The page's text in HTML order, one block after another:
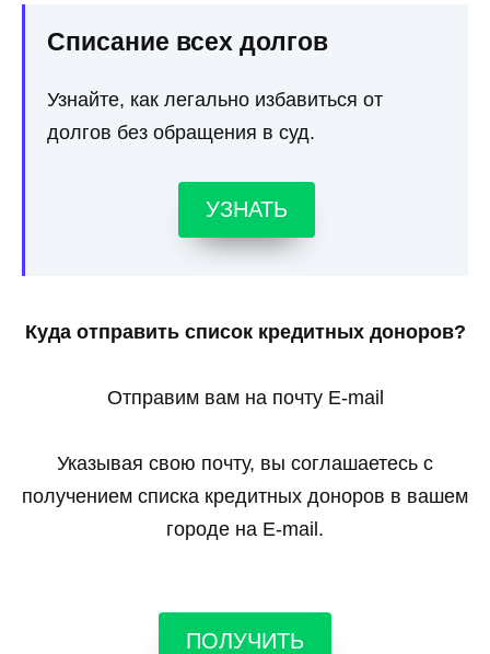
Списание всех долгов
Узнайте, как легально избавиться от
долгов без обращения в суд.
УЗНАТЬ
Куда отправить список кредитных доноров?
Отправим вам на почту E-mail
Указывая свою почту, вы соглашаетесь с
получением списка кредитных доноров в вашем
городе на E-mail.
ПОЛУЧИТЬ